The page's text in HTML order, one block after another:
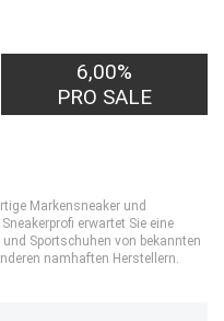
6,00%
PRO SALE
Markensneaker und
erwartet Sie eine
Sportschuhen von bekannten
namhaften Herstellern.